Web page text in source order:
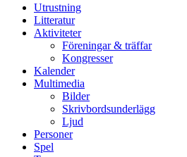
Utrustning
Litteratur
Aktiviteter
Föreningar & träffar
Kongresser
Kalender
Multimedia
Bilder
Skrivbordsunderlägg
Ljud
Personer
Spel